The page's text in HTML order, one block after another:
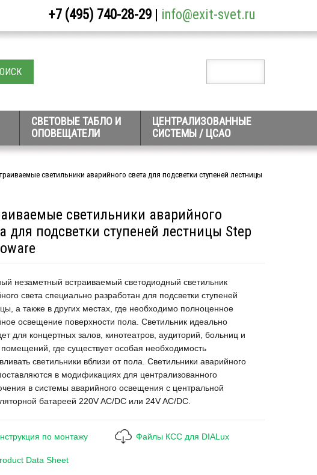
+7 (495) 740-28-29 info@exit-svet.ru
СВЕТОВЫЕ ТАБЛО И
ОПОВЕЩАТЕЛИ
ЦЕНТРАЛИЗОВАННЫЕ
СИСТЕМЫ / ЦСАО
светильники аварийного света для подсветки ступеней лестницы
светильники аварийного
для подсветки ступеней лестницы Step
незаметный встраиваемый светодиодный светильник
света специально разработан для подсветки ступеней
а также в других местах, где необходимо полноценное
освещение поверхности пола. Светильник идеально
для концертных залов, кинотеатров, аудиторий, больниц и
помещений, где существует особая необходимость
светильники вблизи от пола. Светильники аварийного
в модификациях для централизованного
в системы аварийного освещения с центральной
батареей 220V AC/DC или 24V AC/DC.
по монтажу Файлы КСС для DIALux
Data Sheet